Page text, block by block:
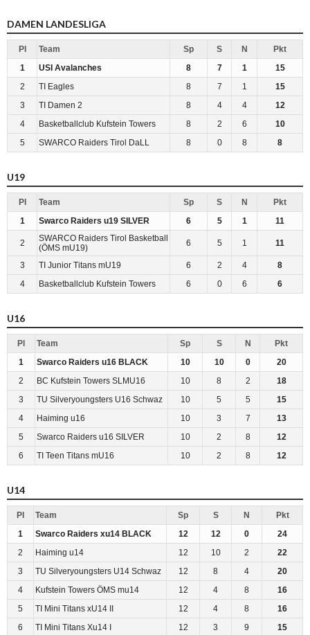
DAMEN LANDESLIGA
Pl Team Sp S N
Pkt
1
USI Avalanches 8 7 1
15
2
TI Eagles 8 7 1
15
3
TI Damen 2 8 4 4
12
4
Basketballclub Kufstein Towers 8 2 6
10
5
SWARCO Raiders Tirol DaLL 8 0 8 8
U19
Pl Team Sp S N
Pkt
1
Swarco Raiders u19 SILVER 6 5 1 11
2
SWARCO Raiders Tirol Basketball
(ÖMS mU19)
6 5 1 11
3 TI Junior Titans mU19 6 2 4
8
4
Basketballclub Kufstein Towers 6 0 6 6
U16
Pl Team Sp S N
Pkt
1
Swarco Raiders u16 BLACK 10 10 0
20
2
BC Kufstein Towers SLMU16 10 8 2
18
3
TU Silveryoungsters U16 Schwaz 10 5 5
15
4
Haiming u16 10 3 7
13
5
Swarco Raiders u16 SILVER 10 2 8
12
6
TI Teen Titans mU16 10 2 8 12
U14
Pl Team Sp S N
Pkt
1
Swarco Raiders xu14 BLACK 12 12 0
24
2
Haiming u14 12 10 2
22
3
TU Silveryoungsters U14 Schwaz 12 8 4
20
4
Kufstein Towers ÖMS mu14 12 4 8
16
5
TI Mini Titans xU14 II 12 4 8
16
6
TI Mini Titans Xu14 I 12 3 9
15